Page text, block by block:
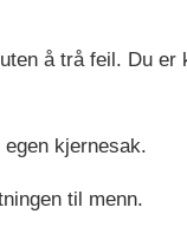
å trå feil. Du
kjernesak.
til menn.